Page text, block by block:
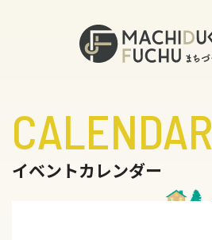
CALENDAR
イベントカレンダー